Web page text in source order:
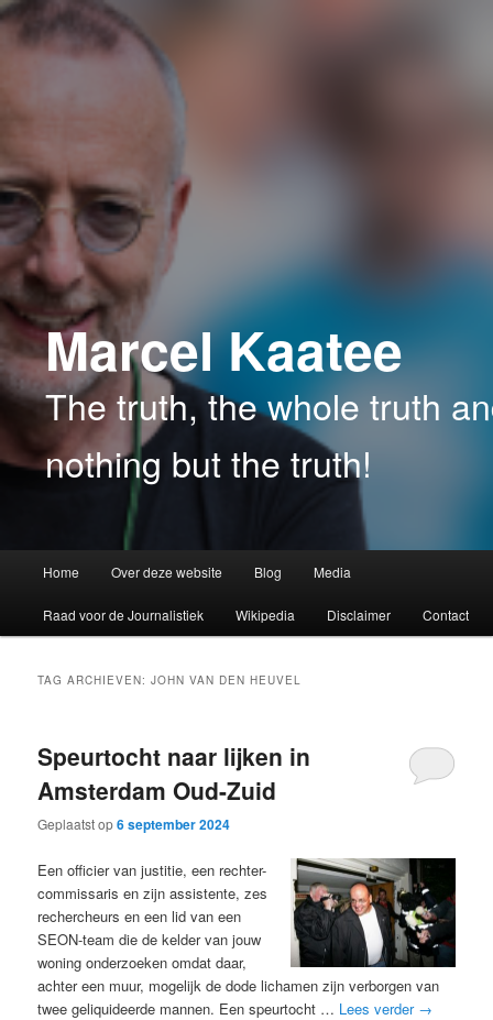
Spring
Spring
Marcel Kaatee
The truth, the whole truth
nothing but the truth!
Home Over deze website Blog Media
Raad voor de Journalistiek Wikipedia Disclaimer Contact
TAG ARCHIEVEN:JOHN VAN DEN HEUVEL
Speurtocht naar lijken in
Amsterdam Oud-Zuid
Geplaatst op6 september 2024
Een officier van justitie, een rechter-
commissaris en zijn assistente, zes
rechercheurs en een lid van een
SEON-team die de kelder van jouw
woning onderzoeken omdat daar,
achter een muur, mogelijk de dode lichamen zijn verborgen van
twee geliquideerde mannen. Een speurtocht … Lees verder →